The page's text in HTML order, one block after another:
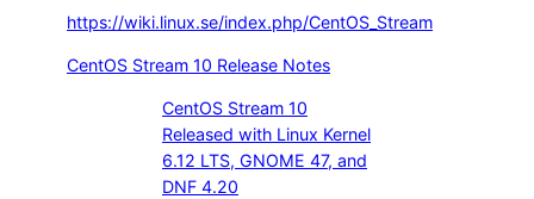
https://wiki.linux.se/index.php/CentOS_Stream
CentOS Stream 10 Release Notes
CentOS Stream 10
Released with Linux Kernel
6.12 LTS, GNOME 47, and
DNF 4.20